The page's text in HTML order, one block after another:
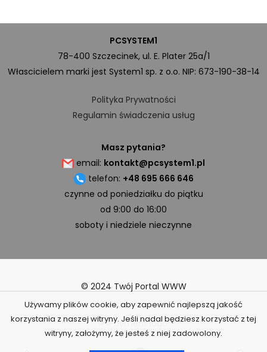
PCSYSTEM1
78-400 Szczecinek, ul. E. Plater 25a/1
Włascicielem marki jest System1 sp. z o.o. NIP: 673-190-38-14
Polityka Prywatności
Regulamin świadczenia usług
Masz pytania?
email: kontakt@pcsystem1.pl
telefon: +48 695 666 646
czynne od poniedziałku do piątku
od 9:00 do 16:00
soboty i niedziele nieczynne
© 2024 Twój Portal WWW
Używamy plików cookie, aby zapewnić najlepszą jakość
korzystania z naszej witryny. Jeśli nadal będziesz korzystać z tej
witryny, założymy, że jesteś z niej zadowolony.